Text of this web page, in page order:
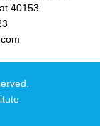
40153